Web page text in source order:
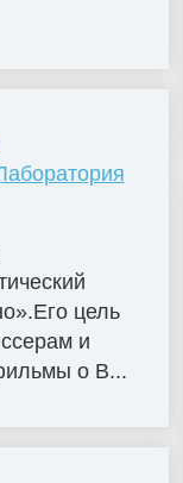
цель
и
о В...